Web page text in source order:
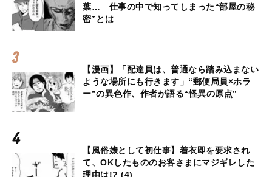
葉… 仕事の中で知ってしまった“部屋の秘
密”とは
【漫画】「配達員は、普通なら踏み込まない
ような場所にも行きます」“郵便局員×ホラ
ー”の異色作、作者が語る“怪異の原点”
【風俗嬢として初仕事】着衣即を要求され
て、OKしたもののお客さまにマジギレした
理由は!? (4)